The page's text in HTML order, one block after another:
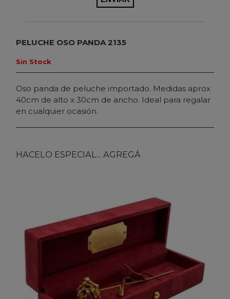
PELUCHE OSO PANDA 2135
Sin Stock
Oso panda de peluche importado. Medidas aprox
40cm de alto x 30cm de ancho. Ideal para regalar
en cualquier ocasión.
HACELO ESPECIAL... AGREGÁ